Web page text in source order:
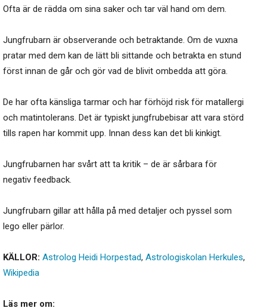
Ofta är de rädda om sina saker och tar väl hand om dem.
Jungfrubarn är observerande och betraktande. Om de vuxna
pratar med dem kan de lätt bli sittande och betrakta en stund
först innan de går och gör vad de blivit ombedda att göra.
De har ofta känsliga tarmar och har förhöjd risk för matallergi
och matintolerans. Det är typiskt jungfrubebisar att vara störd
tills rapen har kommit upp. Innan dess kan det bli kinkigt.
Jungfrubarnen har svårt att ta kritik – de är sårbara för
negativ feedback.
Jungfrubarn gillar att hålla på med detaljer och pyssel som
lego eller pärlor.
KÄLLOR: Astrolog Heidi Horpestad, Astrologiskolan Herkules,
Wikipedia
Läs mer om: